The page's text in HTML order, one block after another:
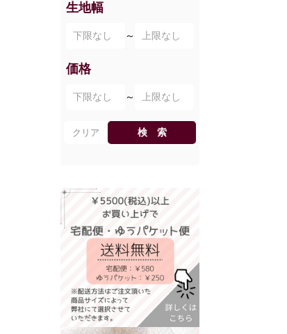
生地幅
～
価格
～
クリア 検 索